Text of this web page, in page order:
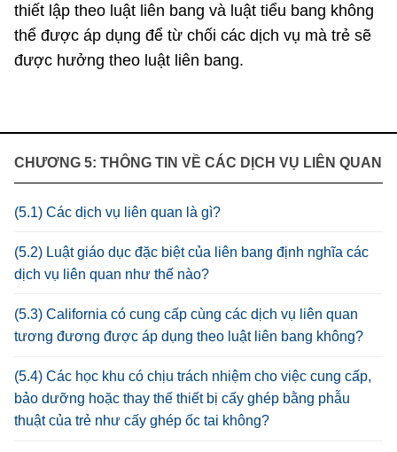
CHƯƠNG 5: THÔNG TIN VỀ CÁC DỊCH VỤ LIÊN QUAN
(5.1) Các dịch vụ liên quan là gì?
(5.2) Luật giáo dục đặc biệt của liên bang định nghĩa các
dịch vụ liên quan như thế nào?
(5.3) California có cung cấp cùng các dịch vụ liên quan
tương đương được áp dụng theo luật liên bang không?
(5.4) Các học khu có chịu trách nhiệm cho việc cung cấp,
bảo dưỡng hoặc thay thế thiết bị cấy ghép bằng phẫu
thuật của trẻ như cấy ghép ốc tai không?
thiết lập theo luật liên bang và luật tiểu bang không
thể được áp dụng để từ chối các dịch vụ mà trẻ sẽ
được hưởng theo luật liên bang.